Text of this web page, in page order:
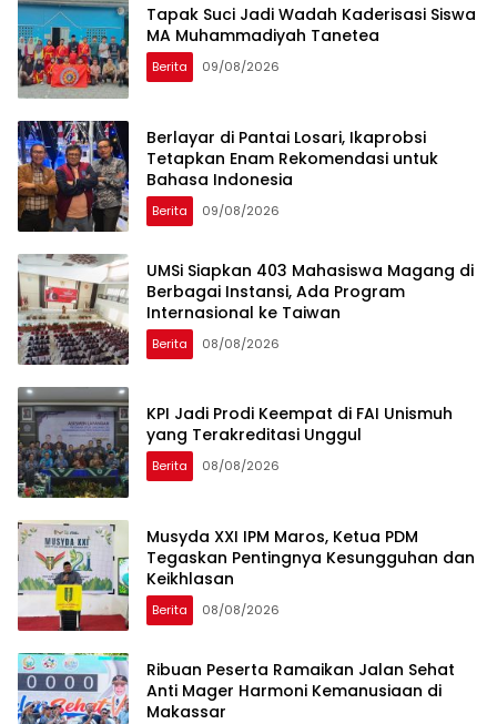
Tapak Suci Jadi Wadah Kaderisasi Siswa
MA Muhammadiyah Tanetea
Berita 09/08/2026
Berlayar di Pantai Losari, Ikaprobsi
Tetapkan Enam Rekomendasi untuk
Bahasa Indonesia
Berita 09/08/2026
UMSi Siapkan 403 Mahasiswa Magang di
Berbagai Instansi, Ada Program
Internasional ke Taiwan
Berita 08/08/2026
KPI Jadi Prodi Keempat di FAI Unismuh
yang Terakreditasi Unggul
Berita 08/08/2026
Musyda XXI IPM Maros, Ketua PDM
Tegaskan Pentingnya Kesungguhan dan
Keikhlasan
Berita 08/08/2026
Ribuan Peserta Ramaikan Jalan Sehat
Anti Mager Harmoni Kemanusiaan di
Makassar